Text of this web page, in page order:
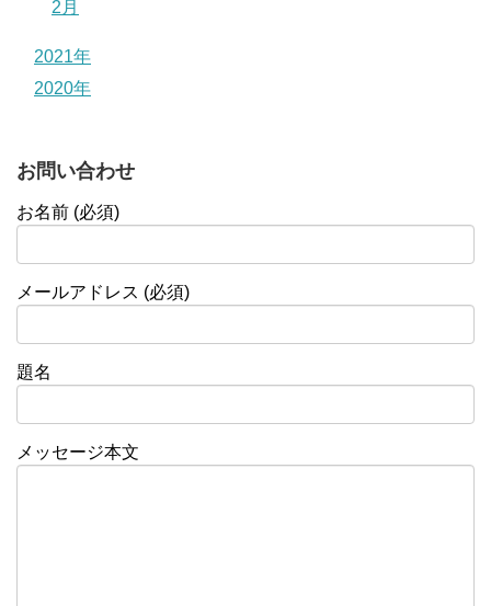
2月
2021年
2020年
お問い合わせ
お名前 (必須)
メールアドレス (必須)
題名
メッセージ本文